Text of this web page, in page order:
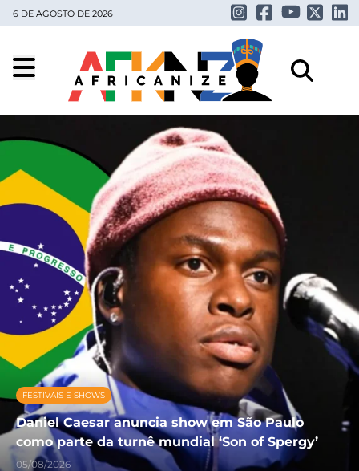
6 DE AGOSTO DE 2026
FESTIVAIS E SHOWS
Daniel Caesar anuncia show em São Paulo
como parte da turnê mundial ‘Son of Spergy’
05/08/2026